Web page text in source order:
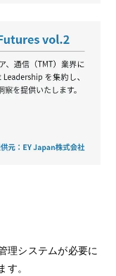
理システムが必要に
す。